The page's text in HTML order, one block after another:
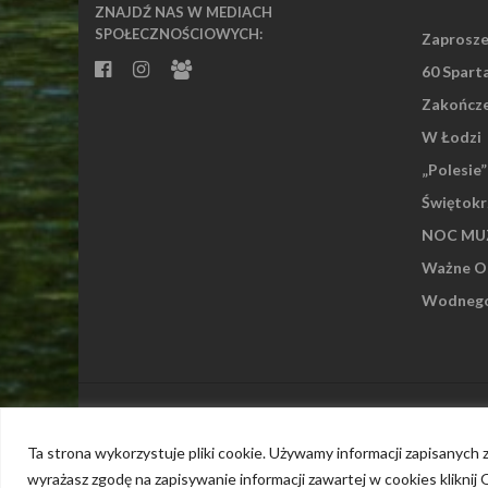
Ta strona wykorzystuje pliki cookie. Używamy informacji
wyrażasz zgodę na zapisywanie informacji zawartej w cookies
ZNAJDŹ NAS W MEDIACH
SPOŁECZNOŚCIOWYCH:
60
W Łodzi
NOC
Ważne